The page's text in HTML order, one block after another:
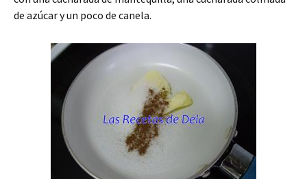
de azúcar y un poco de canela.